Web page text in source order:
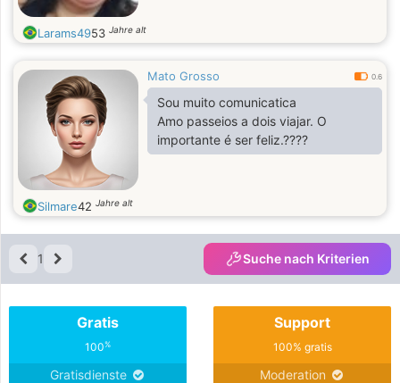
Larams4953 Jahre alt
Mato Grosso 0.6
Sou muito comunicatica
Amo passeios a dois viajar. O
importante é ser feliz.????
Silmare42 Jahre alt
1 Suche nach Kriterien
Gratis
100%
Gratisdienste
Support
100% gratis
Moderation